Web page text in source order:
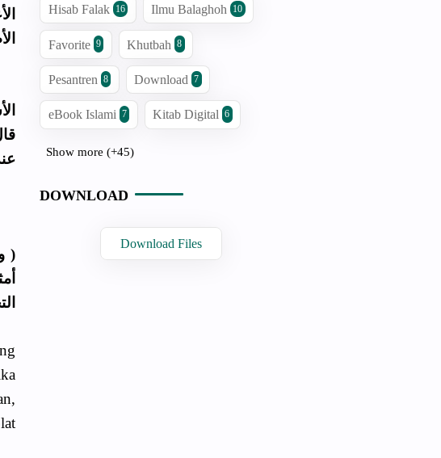
(
Hisab Falak 16 Ilmu Balaghoh 10
Favorite 9 Khutbah 8
Pesantren 8 Download 7
eBook Islami 7 Kitab Digital 6
Show more (+45)
DOWNLOAD
Download Files